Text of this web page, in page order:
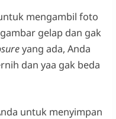
mengambil foto
gelap dan gak
yang ada, Anda
dan yaa gak beda
untuk menyimpan